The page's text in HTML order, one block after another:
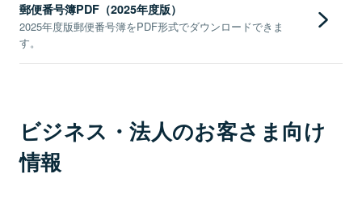
郵便番号簿PDF（2025年度版）
2025年度版郵便番号簿をPDF形式でダウンロードできま
す。
ビジネス・法人のお客さま向け
情報